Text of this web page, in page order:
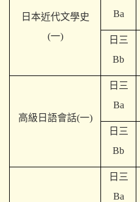
日本近代文學史
(一)
Ba
日三
Bb
高級日語會話(一)
日三
Ba
日三
Bb
日三
Ba